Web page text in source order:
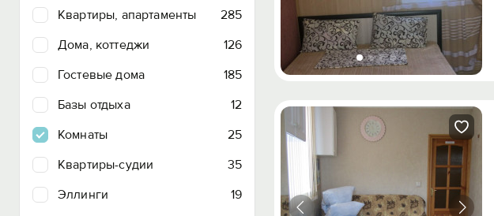
Квартиры, апартаменты
285
Дома, коттеджи
126
Гостевые дома
185
Базы отдыха
12
Комнаты
25
Квартиры-судии
35
Эллинги
19